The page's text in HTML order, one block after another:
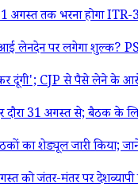
तक भरना होगा ITR-
पर लगेगा शुल्क?
CJP से पैसे लेने के
31 अगस्त से; बैठक के
का शेड्यूल जारी किया;
जंतर-मंतर पर देशव्यापी